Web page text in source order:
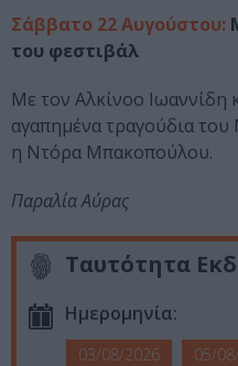
Σάββατο 22 Αυγούστου:
του φεστιβάλ
Με τον Αλκίνοο Ιωαννίδη
αγαπημένα τραγούδια του
η Ντόρα Μπακοπούλου.
Παραλία Αύρας
Ταυτότητα
Ημερομηνία:
03/08/2026 05/